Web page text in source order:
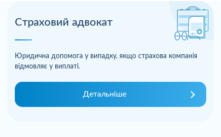
Страховий адвокат
Юридична допомога у випадку, якщо страхова компанія
відмовляє у виплаті.
Детальніше